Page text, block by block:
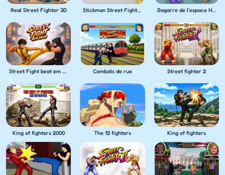
Real Street Fighter 3D Stickman Street Fighting Bagarre de l'espace Hobo 5
Street Fight beat em up Combats de rue Street fighter 2
King of fighters 2000 The 12 fighters King of fighters